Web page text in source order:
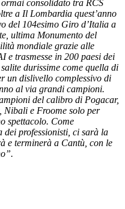
consolidato tra RCS
a Il Lombardia quest’anno
del 104esimo Giro d’Italia a
ultima Monumento del
mondiale grazie alle
e trasmesse in 200 paesi dei
durissime come quella di
un dislivello complessivo di
al via grandi campioni.
del calibro di Pogacar,
Nibali e Froome solo per
spettacolo. Come
dei professionisti, ci sarà la
e terminerà a Cantù, con le